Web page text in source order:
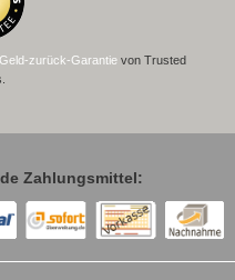
Geld-zurück-Garantievon Trusted
Zahlungsmittel: